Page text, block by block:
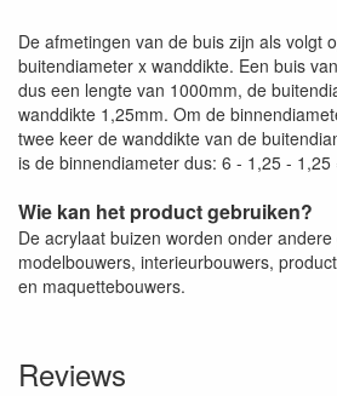
De afmetingen van de buis zijn als volgt
buitendiameter x wanddikte. Een buis
dus een lengte van 1000mm, de
wanddikte 1,25mm. Om de
twee keer de wanddikte van de
is de binnendiameter dus: 6 - 1,25 - 1,25
Wie kan het product gebruiken?
De acrylaat buizen worden onder
modelbouwers, interieurbouwers,
en maquettebouwers.
Reviews